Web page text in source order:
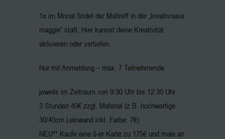
1x im Monat findet der Maltreff in der „kreativoase
maggie“ statt. Hier kannst deine Kreativität
aktivieren oder vertiefen.
Nur mit Anmeldung – max. 7 Teilnehmende
jeweils im Zeitraum von 9:30 Uhr bis 12:30 Uhr
3 Stunden 40€ zzgl. Material (z.B. hochwertige
30/40cm Leinwand inkl. Farbe: 7€)
NEU** Kaufe eine 5-er Karte zu 175€ und male an